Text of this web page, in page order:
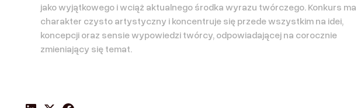
jako wyjątkowego i wciąż aktualnego środka wyrazu twórczego. Konkurs ma
charakter czysto artystyczny i koncentruje się przede wszystkim na idei,
koncepcji oraz sensie wypowiedzi twórcy, odpowiadającej na corocznie
zmieniający się temat.